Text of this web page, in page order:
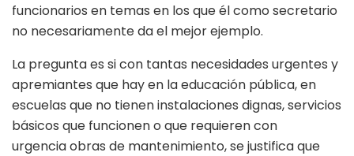
funcionarios en temas en los que él como secretario
no necesariamente da el mejor ejemplo.
La pregunta es si con tantas necesidades urgentes y
apremiantes que hay en la educación pública, en
escuelas que no tienen instalaciones dignas, servicios
básicos que funcionen o que requieren con
urgencia obras de mantenimiento, se justifica que